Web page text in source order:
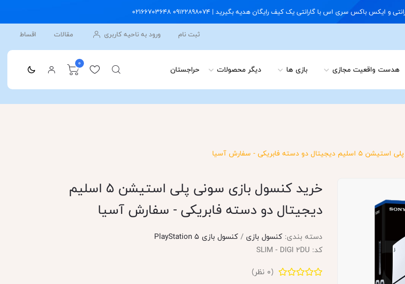
ثبت نام
ورود به ناحیه کاربری مقالات اقساط
هدست واقعیت مجازی بازی ها دیگر محصولات حراجستان 0
دسته فابریکی - سفارش آسیا
خرید کنسول بازی سونی پلی استیشن 5 اسلیم
دیجیتال دو دسته فابریکی - سفارش آسیا
دسته بندی: کنسول بازی /کنسول بازی PlayStation 5
کد: SLIM - DIGI 2DU
(
0 نظر)